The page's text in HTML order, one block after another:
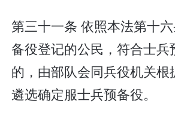
第三十一条 依照本法第十
备役登记的公民，符合士兵
的，由部队会同兵役机关根
遴选确定服士兵预备役。